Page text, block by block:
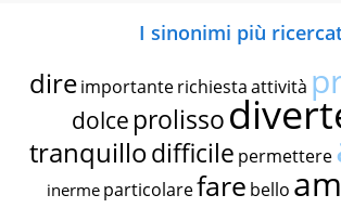
I sinonimi più
dire importante richiestaattività
dolce prolisso
tranquillodifficile permettere
inerme particolarefare bello